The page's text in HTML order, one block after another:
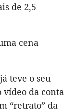
de 2,5
cena
teve o seu
vídeo da conta
“retrato” da